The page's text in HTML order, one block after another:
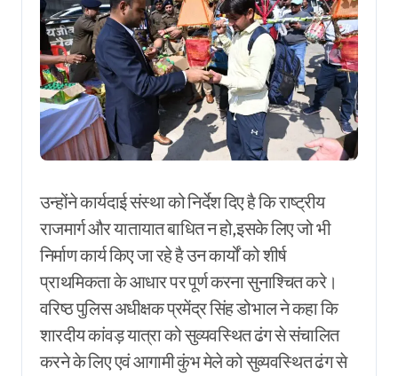
उन्होंने कार्यदाई संस्था को निर्देश दिए है कि राष्ट्रीय
राजमार्ग और यातायात बाधित न हो,इसके लिए जो भी
निर्माण कार्य किए जा रहे है उन कार्यों को शीर्ष
प्राथमिकता के आधार पर पूर्ण करना सुनाश्चित करे।
वरिष्ठ पुलिस अधीक्षक प्रमेंद्र सिंह डोभाल ने कहा कि
शारदीय कांवड़ यात्रा को सुव्यवस्थित ढंग से संचालित
करने के लिए एवं आगामी कुंभ मेले को सुव्यवस्थित ढंग से